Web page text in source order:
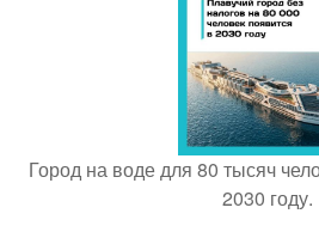
Город на воде для 80 тысяч
2030 году.